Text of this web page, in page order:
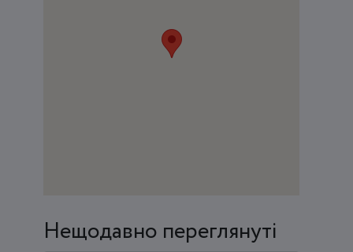
Нещодавно переглянуті